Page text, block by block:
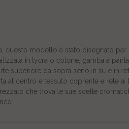
questo modello è stato disegnato per
in lycra o cotone, gamba a
superiore da sopra seno in su è in
al centro e tessuto coprente e rete ai
che trova le sue scelte